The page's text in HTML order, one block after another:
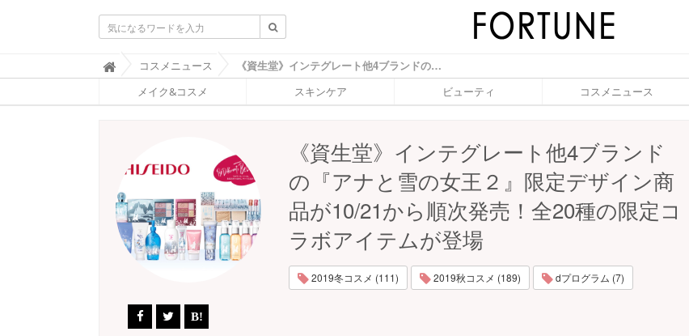
ふ
ぉ
ち
R
T
U
N
コスメニュース 《資生堂》インテグレート他4ブランドの『アナと雪の女王２』限定デザイン商品が10/21から順次発売！全20種の限定コラボアイテムが登場 - ふぉーちゅん(FORTUNE)
メイク&コスメ スキンケア ビューティ コスメニュース
《資生堂》インテグレート他4ブランド
の『アナと雪の女王２』限定デザイン商
品が10/21から順次発売！全20種の限定コ
ラボアイテムが登場
2019冬コスメ (111) 2019秋コスメ (189) dプログラム (7)